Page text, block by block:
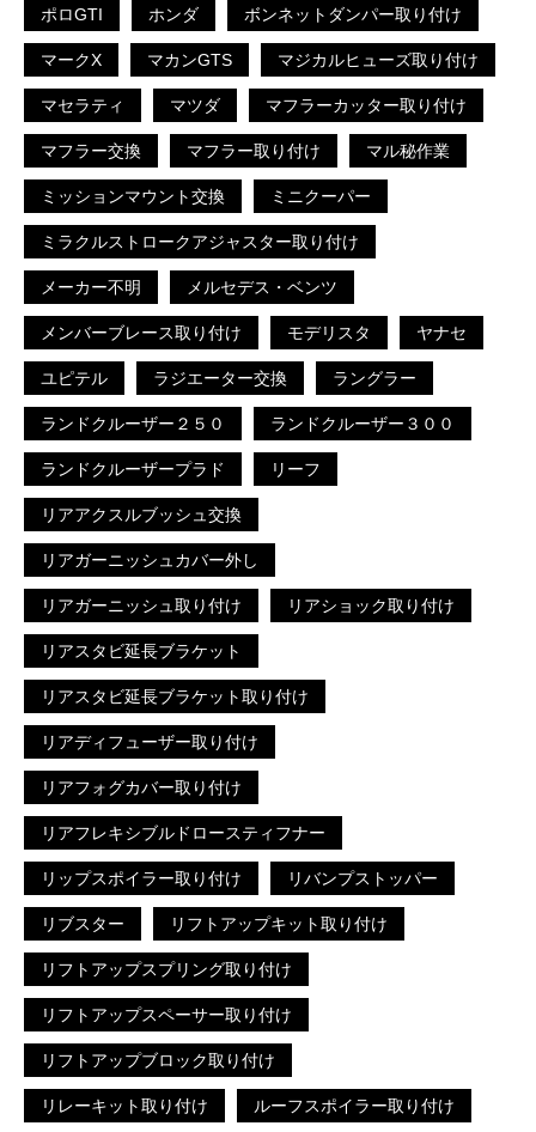
ポロGTI ホンダ ボンネットダンパー取り付け
マークX マカンGTS マジカルヒューズ取り付け
マセラティ マツダ マフラーカッター取り付け
マフラー交換 マフラー取り付け マル秘作業
ミッションマウント交換 ミニクーパー
ミラクルストロークアジャスター取り付け
メーカー不明 メルセデス・ベンツ
メンバーブレース取り付け モデリスタ ヤナセ
ユピテル ラジエーター交換 ラングラー
ランドクルーザー２５０ ランドクルーザー３００
ランドクルーザープラド リーフ
リアアクスルブッシュ交換
リアガーニッシュカバー外し
リアガーニッシュ取り付け リアショック取り付け
リアスタビ延長ブラケット
リアスタビ延長ブラケット取り付け
リアディフューザー取り付け
リアフォグカバー取り付け
リアフレキシブルドロースティフナー
リップスポイラー取り付け リバンプストッパー
リブスター リフトアップキット取り付け
リフトアップスプリング取り付け
リフトアップスペーサー取り付け
リフトアップブロック取り付け
リレーキット取り付け ルーフスポイラー取り付け